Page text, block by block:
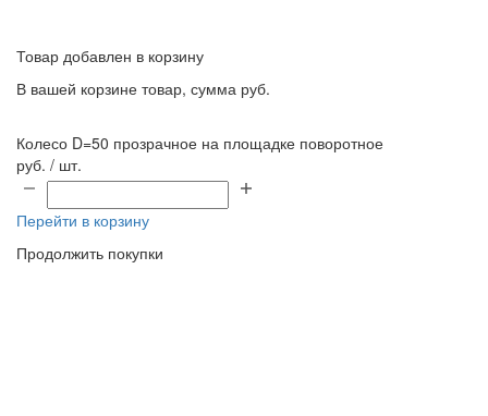
Товар добавлен в корзину
В вашей корзине товар, сумма руб.
Колесо D=50 прозрачное на площадке поворотное
руб. / шт.
Перейти в корзину
Продолжить покупки